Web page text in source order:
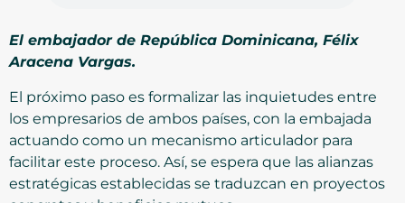
El embajador de República Dominicana, Félix
Aracena Vargas.
El próximo paso es formalizar las inquietudes entre
los empresarios de ambos países, con la embajada
actuando como un mecanismo articulador para
facilitar este proceso. Así, se espera que las alianzas
estratégicas establecidas se traduzcan en proyectos